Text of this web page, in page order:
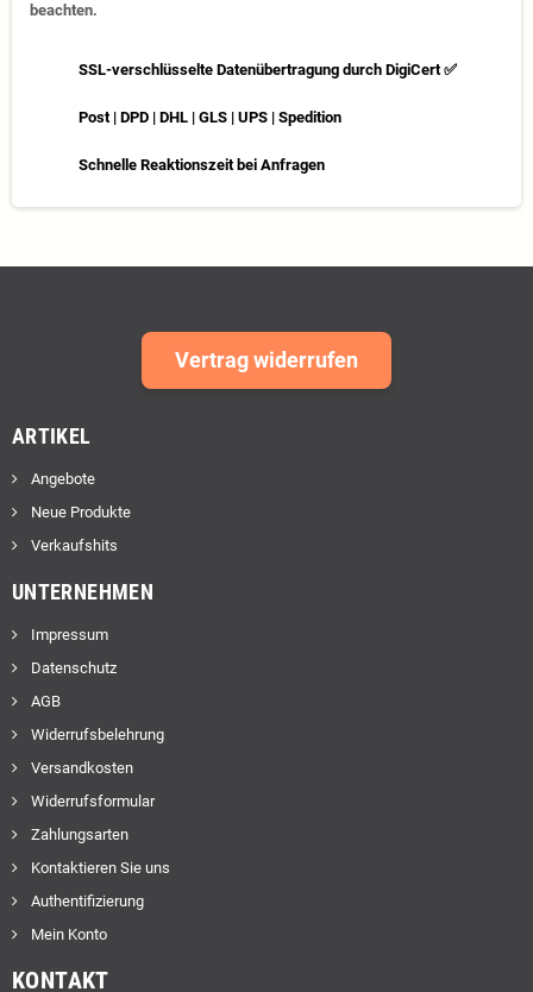
beachten.
SSL-verschlüsselte Datenübertragung durch DigiCert ✅
Post | DPD | DHL | GLS | UPS | Spedition
Schnelle Reaktionszeit bei Anfragen
Vertrag widerrufen
ARTIKEL
Angebote
Neue Produkte
Verkaufshits
UNTERNEHMEN
Impressum
Datenschutz
AGB
Widerrufsbelehrung
Versandkosten
Widerrufsformular
Zahlungsarten
Kontaktieren Sie uns
Authentifizierung
Mein Konto
KONTAKT